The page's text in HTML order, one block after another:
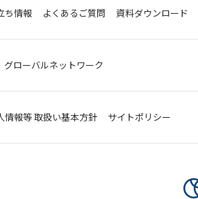
ち情報 よくあるご質問 資料ダウンロード
グローバルネットワーク
情報等 取扱い基本方針 サイトポリシー